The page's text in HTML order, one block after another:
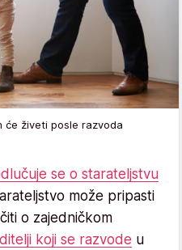
će živeti posle razvoda
se o starateljstvu
može pripasti
o zajedničkom
koji se razvode u